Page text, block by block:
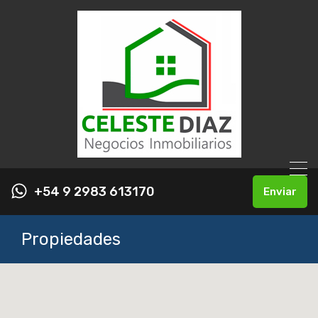
+54 9 2983 613170 Enviar
Propiedades